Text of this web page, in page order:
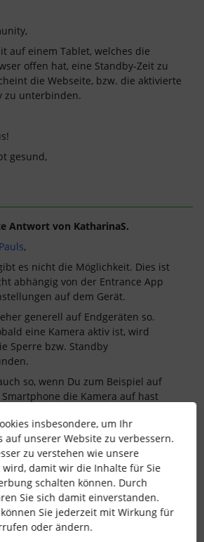
auf einem Tablet, welches die
offen hat, eine Standby-Zeit zu
die Webseite, bzw. die aktivierte
zu unterbinden.
gesund,
Antwort von KatharinaS.
,
es nicht die Möglichkeit. Dies ist
abhängig von der Entrance App
auf dem Gerät.
generell auf Endgeräten so.
eine Kamera aktiv ist, wird
Sperre bzw. Standby
so, wenn Du zum Beispiel auf
Smartphone die Kamera auf hast
greift auch nicht der Zeitraum,
aktiv wird.
insbesondere, um Ihr
auf unserer Website zu verbessern.
zu verstehen wie unsere
wird, damit wir die Inhalte für Sie
schalten können. Durch
Sie sich damit einverstanden.
Sie jederzeit mit Wirkung für
oder ändern.